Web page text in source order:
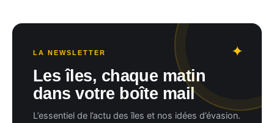
LA NEWSLETTER
Les îles, chaque matin
dans votre boîte mail
L’essentiel de l’actu des îles et nos idées d’évasion.